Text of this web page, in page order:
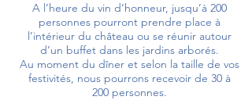
A l’heure du vin d’honneur, jusqu’à 200
personnes pourront prendre place à
l’intérieur du château ou se réunir autour
d’un buffet dans les jardins arborés.
Au moment du dîner et selon la taille de vos
festivités, nous pourrons recevoir de 30 à
200 personnes.